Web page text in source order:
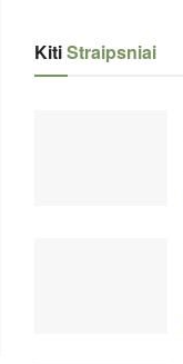
KitiStraipsniai